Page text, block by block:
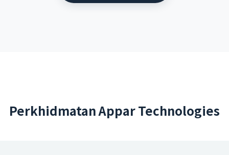
Perkhidmatan Appar Technologies